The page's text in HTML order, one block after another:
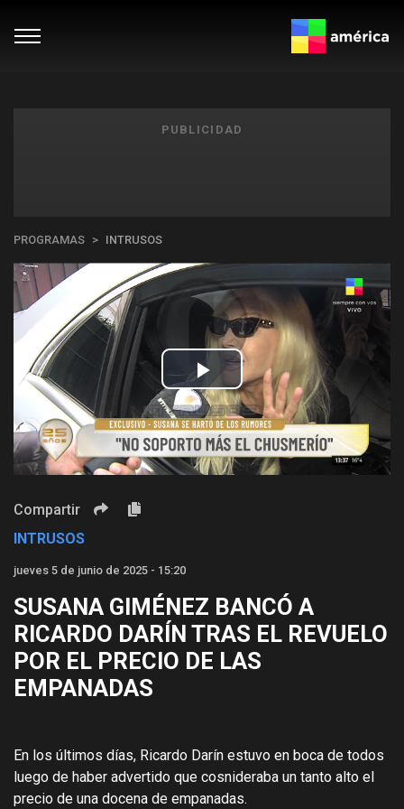
PUBLICIDAD
PROGRAMAS INTRUSOS
Play
Video
Compartir
INTRUSOS
jueves 5 de junio de 2025 - 15:20
SUSANA GIMÉNEZ BANCÓ A
RICARDO DARÍN TRAS EL REVUELO
POR EL PRECIO DE LAS
EMPANADAS
En los últimos días, Ricardo Darín estuvo en boca de todos
luego de haber advertido que cosnideraba un tanto alto el
precio de una docena de empanadas.